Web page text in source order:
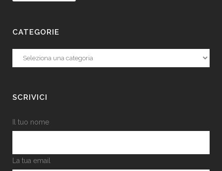
CATEGORIE
Categorie
SCRIVICI
Il tuo nome
La tua email